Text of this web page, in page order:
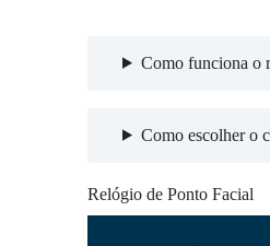
Como funciona o
Como escolher o
Relógio de Ponto Facial